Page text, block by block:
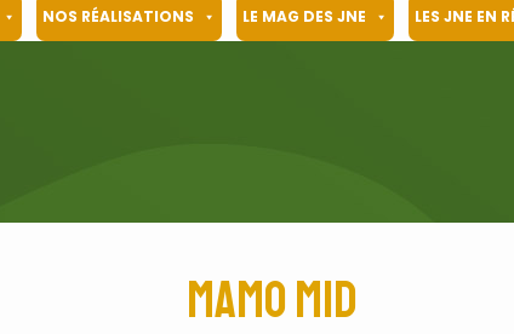
NOS RÉALISATIONS LE MAG DES JNE LES JNE EN
Mamo Mid